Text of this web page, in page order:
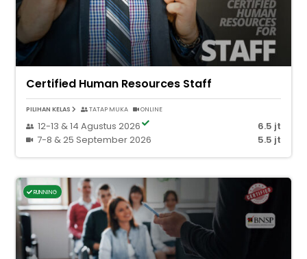
Certified Human Resources Staff
PILIHAN KELAS TATAP MUKA ONLINE
12-13 & 14 Agustus 2026
6.5 jt
7-8 & 25 September 2026
5.5 jt
RUNNING